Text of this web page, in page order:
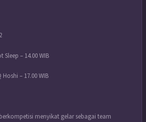
Sleep – 14.00 WIB
– 17.00 WIB
menyikat gelar sebagai team